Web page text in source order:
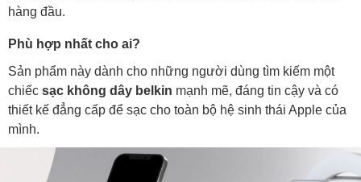
hàng đầu.
Phù hợp nhất cho ai?
Sản phẩm này dành cho những người dùng tìm kiếm một
chiếc sạc không dây belkin mạnh mẽ, đáng tin cậy và có
thiết kế đẳng cấp để sạc cho toàn bộ hệ sinh thái Apple của
mình.